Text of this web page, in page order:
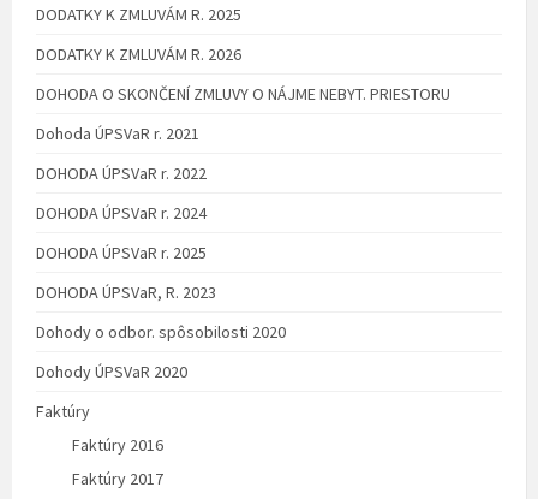
DODATKY K ZMLUVÁM R. 2025
DODATKY K ZMLUVÁM R. 2026
DOHODA O SKONČENÍ ZMLUVY O NÁJME NEBYT. PRIESTORU
Dohoda ÚPSVaR r. 2021
DOHODA ÚPSVaR r. 2022
DOHODA ÚPSVaR r. 2024
DOHODA ÚPSVaR r. 2025
DOHODA ÚPSVaR, R. 2023
Dohody o odbor. spôsobilosti 2020
Dohody ÚPSVaR 2020
Faktúry
Faktúry 2016
Faktúry 2017